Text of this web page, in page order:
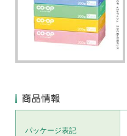
パッケージ表記